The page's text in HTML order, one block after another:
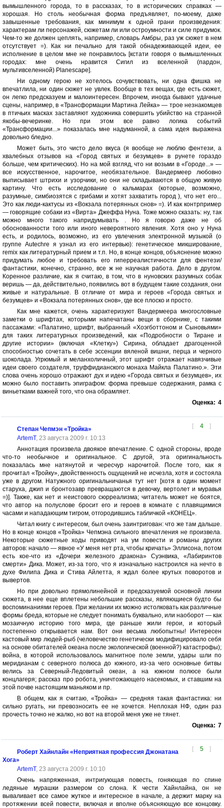
вымышленного города, то в рассказах, то в исторических справках —
хорошая. Но столь необычная форма предъявляет, по-моему, даже
завышенные требования, как минимум к одной грани произведения:
характерам ли персонажей, сюжетам ли или остроумности и силе придумок.
Чем-то же должен цеплять, например, словарь Амбры, раз уж сюжет в нем
отсутствует =). Как ни печально для такой обнадеживающей идеи, ее
исполнение в целом мне не понравилось [кстати говоря о вымышленных
городах: мне очень нравится Сигил из вселенной (пардон,
мультивселенной) Planescape].
Ни одному герою не хотелось сочувствовать, ни одна фишка не
впечатлила, ни один сюжет не увлек. Вообще в тех вещах, где есть сюжет,
он легко предсказуем и малоинтересен. Впрочем, иногда бывают удачные
сцены, например, в «Трансформации Мартина Лейка» — трое незнакомцев
в птичьих масках заставляют художника совершить убийство на странной
якобы-вечеринке. Но при этом все равно логика событий
«Трансформации...» показалась мне надуманной, а сама идея выражена
довольно бледно.
Может быть, это чисто дело вкуса (я вообще не люблю фентези, а
хвалебных отзывов на «Город святых и безумцев» в рунете гораздо
больше, чем критических). Но на мой взгляд, что ни возьми в «Городе...» —
все искусственное, нарочитое, необязательное. Вандермеер любовно
выписывает штрихи и узорчики, но они не складываются в общую живую
картину. Что есть исследование о кальмарах (которые, возможно,
разумные, симбиозятся с грибами и хотят захватить город ), что нет его...
Это как люди-кактусы из «Вокзала потерянных снов» =). И как контрпример
— говорящие собаки из «Вирта» Джеффа Нуна. Тоже можно сказать: ну, так
можно много такого напридумывать . Но я говорю даже не об
обоснованности того или иного невероятного явления. Хотя оно у Нуна
есть, и родилось, возможно, из его увлечения электронной музыкой (о
группе Autechre я узнал из его интервью): генетическое микширование,
remix как литературный прием и т.п. Но, в конце концов, объяснение можно
придумать любое и требовать его гиперреалистичности для фентези/
фантастики, конечно, странно, все ж не научная работа. Дело в другом.
Коренное различие, как я считаю, в том, что в нуновских разумных собак
веришь — да, действительно, появились вот в будущем такие создания, они
живые и натуральные. В отличие от мира и героев «Города святых и
безумцев» и «Вокзала потерянных снов», где все плоско и просто.
Как мне кажется, очень характеризуют Вандермеера многословные
заметки о шрифтах, которыми напечатаны вещи в сборнике, с такими
пассажами: «Палатино, шрифт, выбранный «Хоэгботтоном и Сыновьями»
для таких литературных произведений, как «Подробности о Тиране и
другие истории» (включая «Клетку») Сирина, обладает драгоценной
способностью сочетать в себе эссенции вяленой вишни, перца и черного
шоколада. Угрюмый и меланхоличный, этот шрифт отражает навязчивые
идеи своего создателя, труффидианского монаха Майкла Палатино.». Эти
слова очень хорошо отражают дух и идею «Города святых и безумцев», их
можно было поставить эпиграфом: форма превыше содержания, рамка с
виньетками важней того, что она обрамляет.
Оценка: 4
[ 4 ]
Степан Чепмэн «Тройка»
ArtemT, 23 августа 2009 г. 10:13
Аннотация произвела двоякое впечатление. С одной стороны, вроде
что-то необычное и оригинальное. С другой, эта оригинальность
показалась мне натянутой и чересчур нарочитой. После того, как я
прочитал «Тройку», двойственность ощущений не исчезла, хотя и состояла
уже в другом. Натужного оригинальничанья тут нет [хотя в один момент
старуха, джип и бронтозавр превращаются в девочку, вертолет и муравья
=)]. Также, как нет и неистового сюрреализма; читатель может не боятся,
что автор на полуслове бросит его и героев в комнате с плавящимися
часами и нападающим тигром, отгородившись табличкой «КОНЕЦ».
Читал книгу с интересом, был очень заинтригован: что же там дальше.
Но в конце концов «Тройка» Чепмэна сильного впечатления не произвела.
Некоторые сюжетные ходы приводят на ум повести и романы других
авторов: начало — явное «У меня нет рта, чтобы кричать» Эллисона, потом
есть кое-что из «Дочери железного дракона» Суэнвика, «Лабиринтов
смерти» Дика. Может, из-за того, что я изначально настроился на нечто в
духе Филипа Дика и Стива Айлетта, я ждал более крутых поворотов и
вывертов.
Но при довольно прямолинейной и предсказуемой основной линии
сюжета, в нее еще вплетены небольшие рассказы, являющиеся будто бы
воспоминаниями героев. При желании их можно истолковать как различные
формы бреда, которые не следует понимать буквально, или наоборот — как
мозаичную историю того мира, где раньше жили герои, и который
постепенно открывается нам. Вот они весьма любопытны! Интересен
кастовый мир людей-рыб (человечество генетически модифицировало себя
на основе обитателей океана после экологической (военной?) катастрофы);
война, в которой использовалось магнитное поле земли, удары шли по
меридианам с северного полюса до южного, из-за чего основные битвы
велись за Северный-Ледовитый океан, а на южном полюсе были
концлагеря; рассказ про робота, уничтожающего насекомых, и ставшим на
этой почве настоящим маньяком и пр.
В общем, как я считаю, «Тройка» — средняя такая фантастика: ни
сильно ругать, ни превозносить ее не хочется. Неплохая НФ, один раз
прочесть точно не жалко, но вот на второй меня уже не тянет.
Оценка: 7
[ 5 ]
Роберт Хайнлайн «Неприятная профессия Джонатана
Хога»
ArtemT, 23 августа 2009 г. 10:10
Очень напряженная, интригующая повесть, гоняющая по спине
ледяные мурашки размером со слона. К чести Хайнлайна, он не
вываливает все самое жуткое и интересное в начале, а держит марку на
протяжении всей повести, включая и вполне объясняющую все концовку.